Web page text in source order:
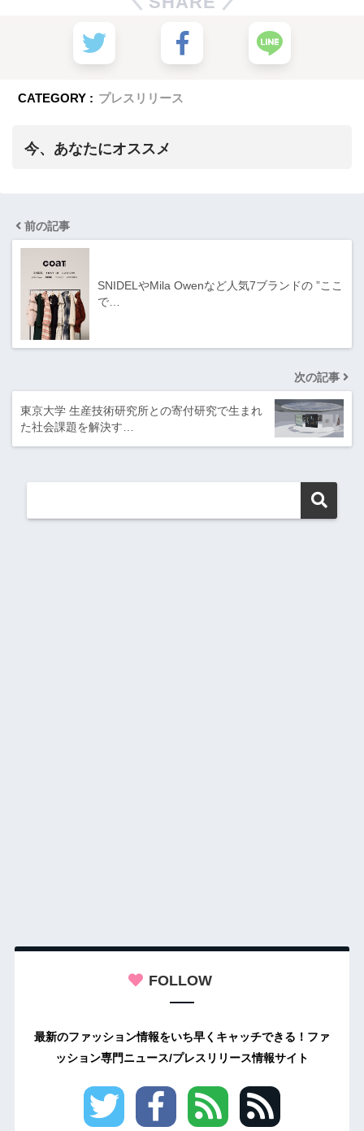
CATEGORY : プレスリリース
今、あなたにオススメ
前の記事
SNIDELやMila Owenなど人気7ブランドの ”ここ
で…
次の記事
東京大学 生産技術研究所との寄付研究で生まれ
た社会課題を解決す…
FOLLOW
最新のファッション情報をいち早くキャッチできる！ファ
ッション専門ニュース/プレスリリース情報サイト